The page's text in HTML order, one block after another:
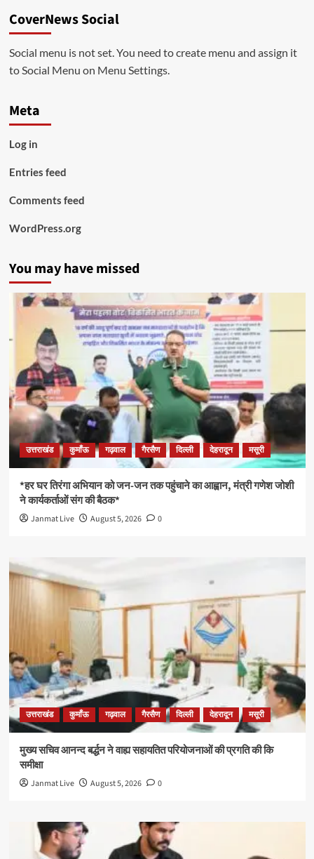
CoverNews Social
Social menu is not set. You need to create menu and assign it
to Social Menu on Menu Settings.
Meta
Log in
Entries feed
Comments feed
WordPress.org
You may have missed
उत्तराखंड कुमाँऊ गढ़वाल गैरसैण दिल्ली देहरादून मसूरी
*हर घर तिरंगा अभियान को जन-जन तक पहुंचाने का आह्वान, मंत्री गणेश जोशी
ने कार्यकर्ताओं संग की बैठक*
Janmat Live August 5, 2026 0
उत्तराखंड कुमाँऊ गढ़वाल गैरसैण दिल्ली देहरादून मसूरी
मुख्य सचिव आनन्द बर्द्धन ने वाह्य सहायतित परियोजनाओं की प्रगति की कि
समीक्षा
Janmat Live August 5, 2026 0